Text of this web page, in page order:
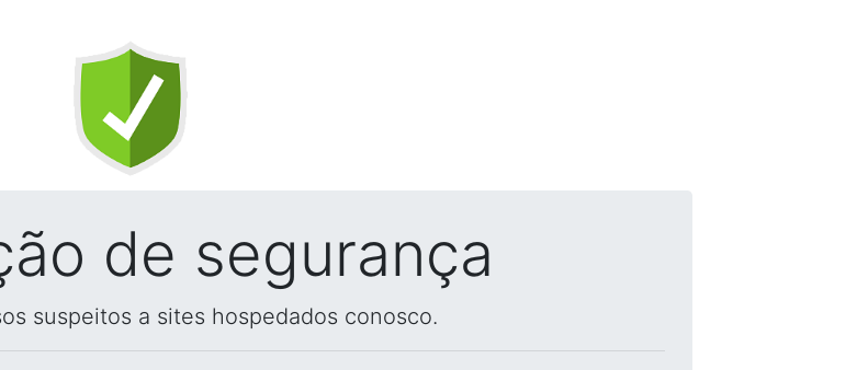
de segurança
suspeitos a sites hospedados conosco.